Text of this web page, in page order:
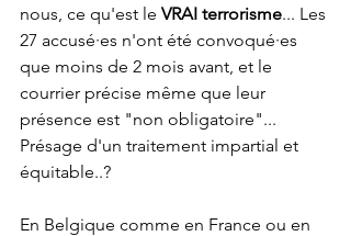
nous, ce qu'est le VRAI terrorisme... Les
27 accusé·es n'ont été convoqué·es
que moins de 2 mois avant, et le
courrier précise même que leur
présence est "non obligatoire"...
Présage d'un traitement impartial et
équitable..?
En Belgique comme en France ou en